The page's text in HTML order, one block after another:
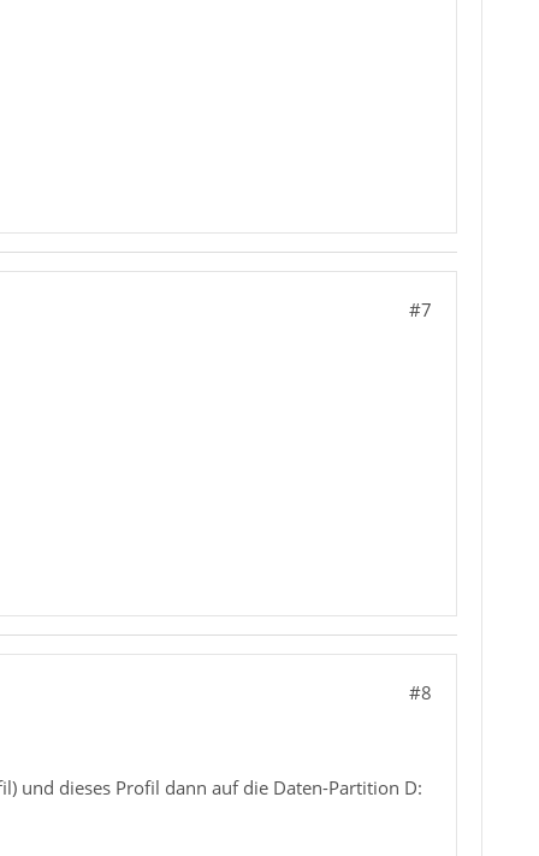
#7
#8
und dieses Profil dann auf die Daten-Partition D: